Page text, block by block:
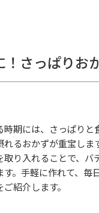
！さっぱりお
時期には、さっぱりと
るおかずが重宝しま
取り入れることで、バ
。手軽に作れて、毎
紹介します。